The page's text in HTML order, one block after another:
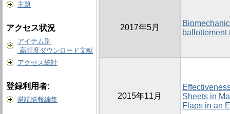
主題
アクセス状況
アイテム別
高頻度ダウンロード文献
アクセス統計
登録利用者:
購読情報編集
2017年5月
ballottement
2015年11月
Sheets in
Flaps in an